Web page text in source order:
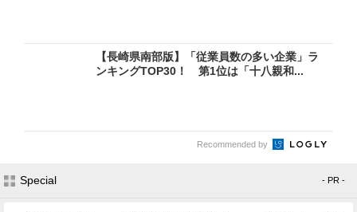
【長崎県南部版】「従業員数の多い企業」ラ
ンキングTOP30！ 第1位は「十八親和...
Recommended by
Special - PR -